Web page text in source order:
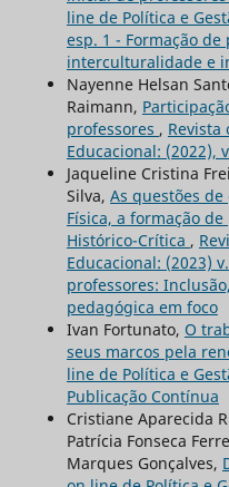
line de Política e
esp. 1 - Formação
interculturalidade e
Nayenne Helsan
Raimann,
professores , Revista
Educacional: (2022),
Jaqueline Cristina
Silva, As questões
Física, a formação
Histórico-Crítica ,
Educacional: (2023)
professores:
pedagógica em foco
Ivan Fortunato, O
seus marcos pela
line de Política e
Publicação Contínua
Cristiane Aparecida
Patrícia Fonseca
Marques Gonçalves,